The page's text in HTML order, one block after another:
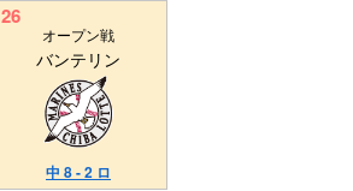
26
オープン戦
バンテリン
中 8 - 2 ロ